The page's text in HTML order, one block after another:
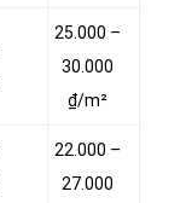
25.000 –
30.000
₫/m²
22.000 –
27.000